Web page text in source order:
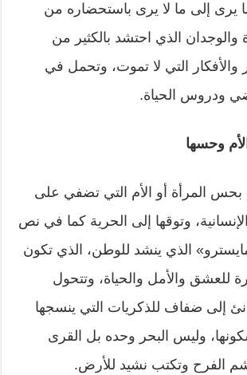
يرى إلى ما لا يرى باستحضاره من
والوجدان الذي احتشد بالكثير من
والأفكار التي لا تموت، وتحمل في
ودروس الحياة.
وحسها
المرأة أو الأم التي تضفي على
وتوقها إلى الحرية كما في نص
الذي ينشد للوطن، الذي تكون
للعشق والأمل والحياة، وتتحول
إلى ضفاف للذكريات التي ينسجها
وليس البحر وحده بل القرى
الفرح وتكتب نشيد للأرض.